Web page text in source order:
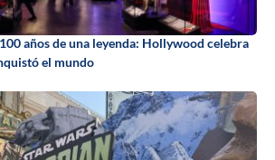
años de una leyenda: Hollywood celebra
el mundo